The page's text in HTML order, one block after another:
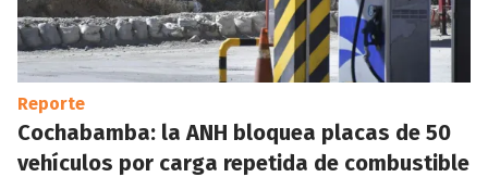
Reporte
Cochabamba: la ANH bloquea placas de 50
vehículos por carga repetida de combustible